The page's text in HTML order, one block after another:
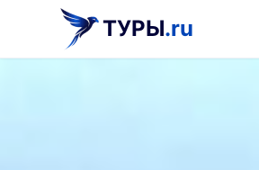
ТУРЫ.ru